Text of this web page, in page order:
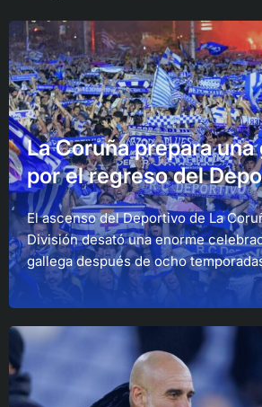
La Coruña prepara
por el regreso del
El ascenso del Deportivo de La
División desató una enorme
gallega después de ocho